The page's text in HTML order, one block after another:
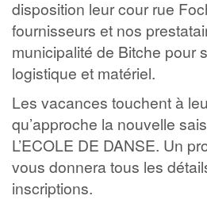
disposition leur cour rue
fournisseurs et nos
municipalité de Bitche pour
logistique et matériel.
Les vacances touchent à
qu’approche la nouvelle
L’ECOLE DE DANSE. Un
vous donnera tous les
inscriptions.